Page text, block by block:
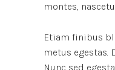
montes,
Etiam finibus
metus egestas.
Nunc sed